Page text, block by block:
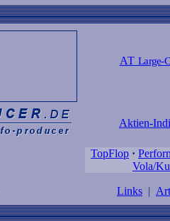
AT Large-
Aktien-
TopFlop ·
Vola/
Links |